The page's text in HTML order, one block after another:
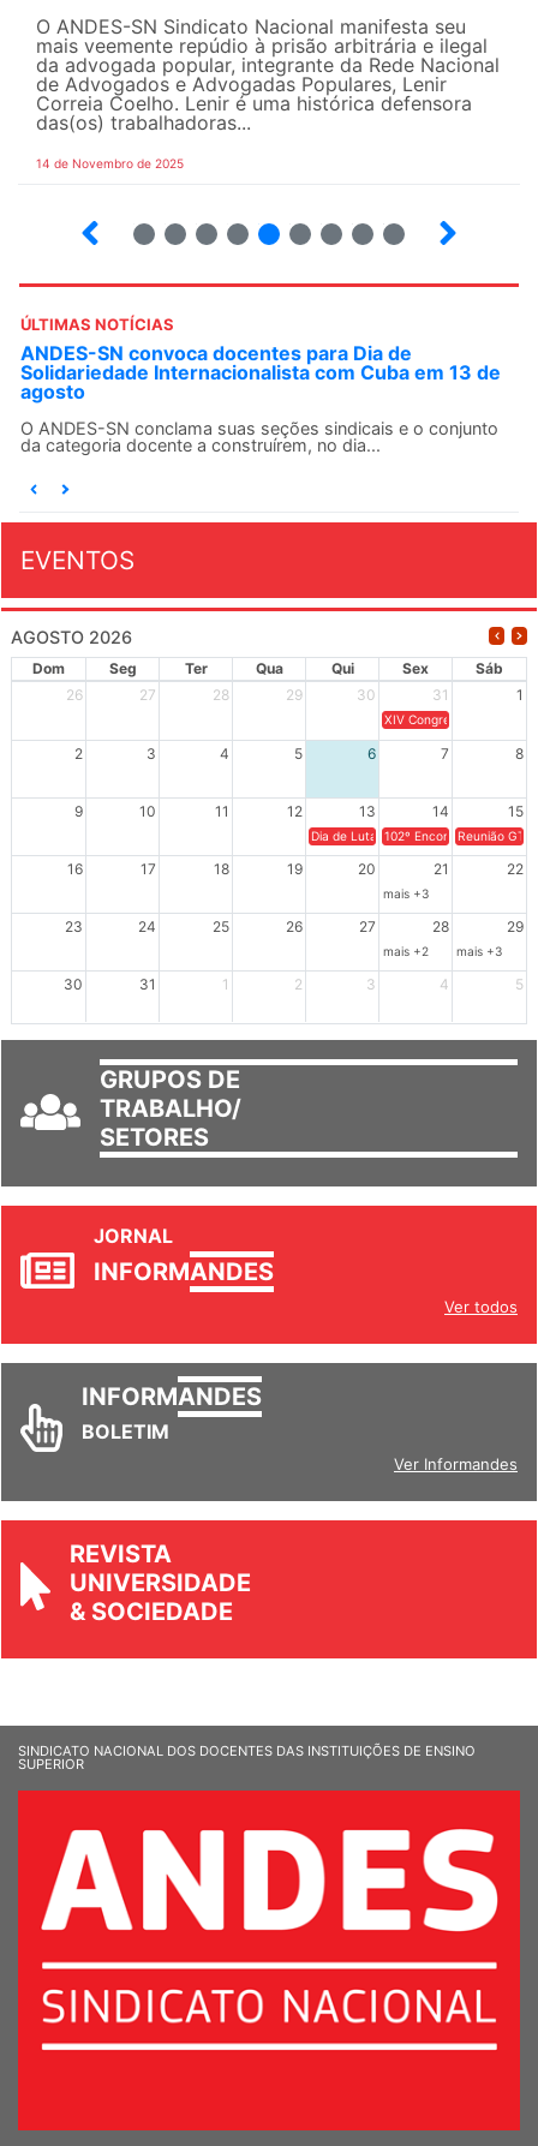
O ANDES-SN Sindicato Nacional manifesta seu
mais veemente repúdio à prisão arbitrária e ilegal
da advogada popular, integrante da Rede Nacional
de Advogados e Advogadas Populares, Lenir
Correia Coelho. Lenir é uma histórica defensora
das(os) trabalhadoras...
14 de Novembro de 2025
ÚLTIMAS NOTÍCIAS
ANDES-SN convoca docentes para Dia de
Solidariedade Internacionalista com Cuba em 13 de
agosto
O ANDES-SN conclama suas seções sindicais e o conjunto
da categoria docente a construírem, no dia...
EVENTOS
AGOSTO 2026
Dom Seg Ter Qua Qui Sex
Sáb
26
27 28 29 30 31 1
XIV Congresso Brasileiro
2 3 4 5 6 7 8
9 10 11 12 13 14 15
Dia de Luta em Defesa de Cuba e da
102º Encontro da
Reunião
16 17 18 19 20 21 22
mais +3
23 24 25 26 27 28 29
mais +2 mais +3
30 31 1 2 3 4 5
GRUPOS DE
TRABALHO/
SETORES
JORNAL
INFORMANDES
Ver todos
INFORMANDES
BOLETIM
Ver Informandes
REVISTA
UNIVERSIDADE
& SOCIEDADE
SINDICATO NACIONAL DOS DOCENTES DAS INSTITUIÇÕES DE ENSINO
SUPERIOR